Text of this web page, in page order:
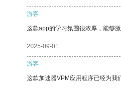
游客
这款app的学习氛围很浓厚，能够
2025-09-01
游客
这款加速器VPM应用程序已经为我